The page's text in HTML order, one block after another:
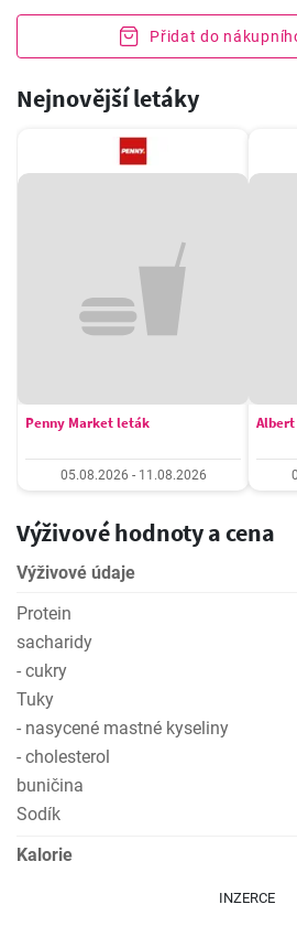
Přidat do
Nejnovější letáky
Penny Market leták
05.08.2026 - 11.08.2026
Výživové hodnoty a cena
Výživové údaje
Protein
sacharidy
- cukry
Tuky
- nasycené mastné kyseliny
- cholesterol
buničina
Sodík
Kalorie
INZERCE